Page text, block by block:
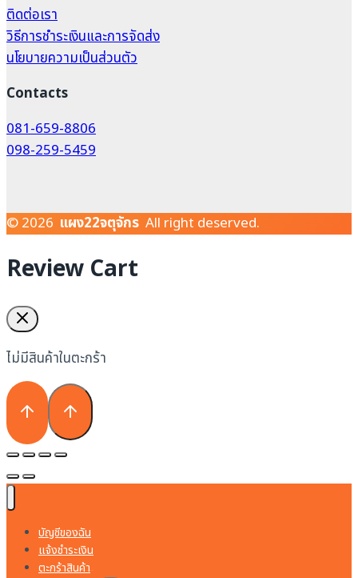
ติดต่อเรา
วิธีการชำระเงินและการจัดส่ง
นโยบายความเป็นส่วนตัว
Contacts
081-659-8806
098-259-5459
© 2026 แผง22จตุจักร All right deserved.
Review Cart
ไม่มีสินค้าในตะกร้า
บัญชีของฉัน
แจ้งชำระเงิน
ตะกร้าสินค้า